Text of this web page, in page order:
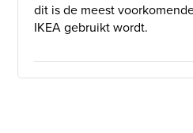
dit is de meest
IKEA gebruikt wordt.